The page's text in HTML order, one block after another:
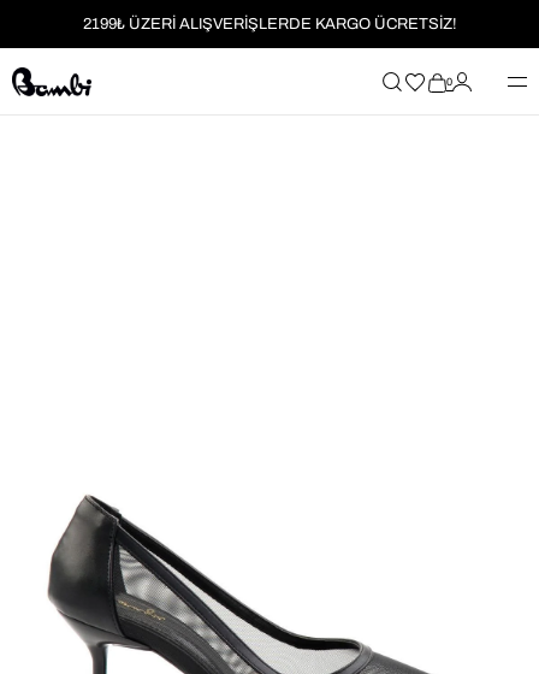
2199₺ ÜZERİ ALIŞVERİŞLERDE KARGO ÜCRETSİZ!
MOBİL UYGULAMAYA ÖZEL İLK ALIŞVERİŞİNİZE %5 İNDİRİM
0